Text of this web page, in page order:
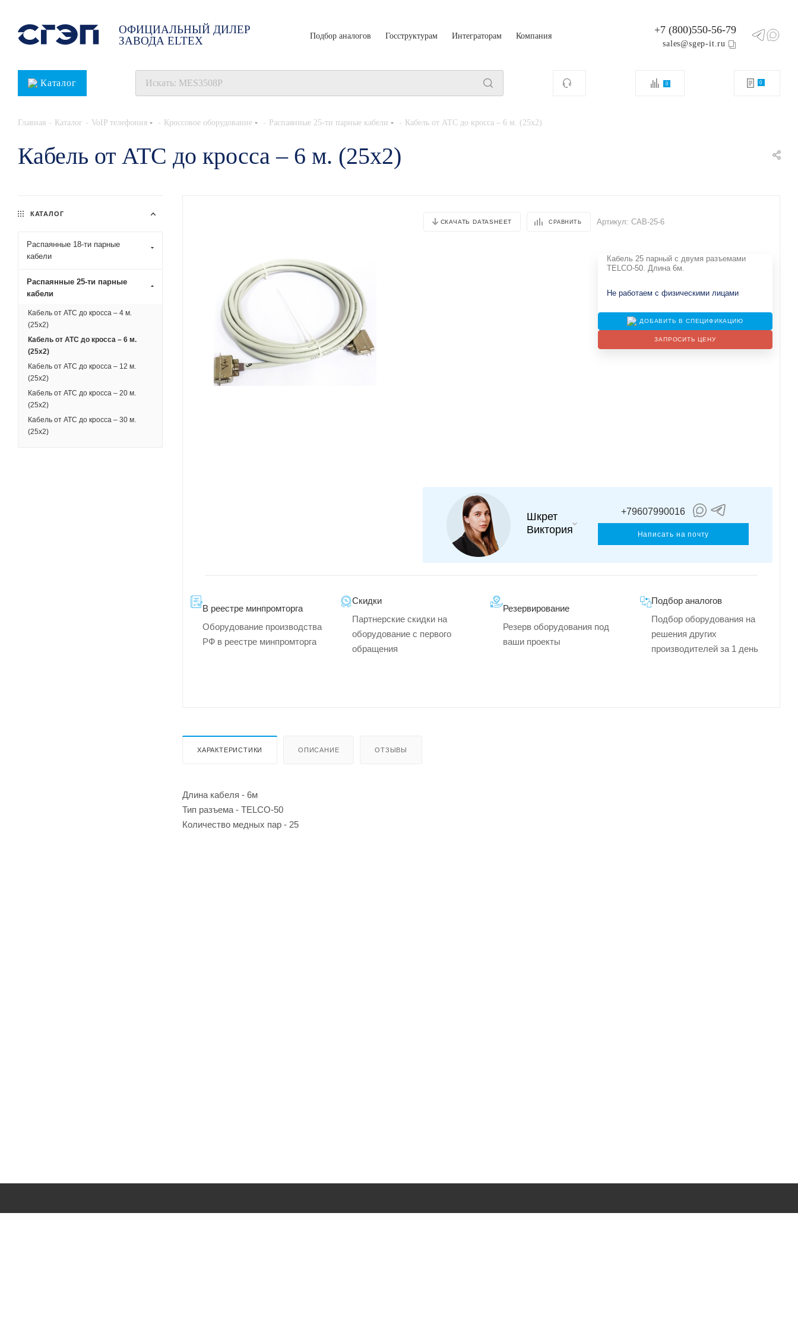
ОФИЦИАЛЬНЫЙ ДИЛЕР
ЗАВОДА ELTEX
Подбор аналогов Госструктурам Интеграторам Компания +7 (800)550-56-79
sales@sgep-it.ru
Каталог 0 0
Главная - Каталог - VoIP телефония - Кроссовое оборудование - Распаянные 25-ти парные кабели - Кабель от АТС до кросса – 6 м. (25х2)
Кабель от АТС до кросса – 6 м. (25х2)
СКАЧАТЬ DATASHEET СРАВНИТЬ Артикул: CAB-25-6
Кабель 25 парный с двумя разъемами
TELCO-50. Длина 6м.
Не работаем с физическими лицами
ДОБАВИТЬ В СПЕЦИФИКАЦИЮ
ЗАПРОСИТЬ ЦЕНУ
Шкрет
Виктория
+79607990016
Написать на почту
В реестре минпромторга
Оборудование производства
РФ в реестре минпромторга
Скидки
Партнерские скидки на
оборудование с первого
обращения
Резервирование
Резерв оборудования под
ваши проекты
Подбор аналогов
Подбор оборудования на
решения других
производителей за 1 день
ХАРАКТЕРИСТИКИ ОПИСАНИЕ ОТЗЫВЫ
Длина кабеля - 6м
Тип разъема - TELCO-50
Количество медных пар - 25
КАТАЛОГ
Распаянные 18-ти парные
кабели
Распаянные 25-ти парные
кабели
Кабель от АТС до кросса – 4 м.
(25х2)
Кабель от АТС до кросса – 6 м.
(25х2)
Кабель от АТС до кросса – 12 м.
(25х2)
Кабель от АТС до кросса – 20 м.
(25х2)
Кабель от АТС до кросса – 30 м.
(25х2)